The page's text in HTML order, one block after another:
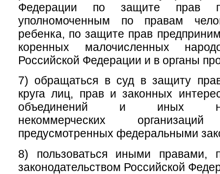
Федерации по защите прав
уполномоченным по правам
ребенка, по защите прав
коренных малочисленных
Российской Федерации и в органы
7) обращаться в суд в защиту
круга лиц, прав и законных
объединений и иных
некоммерческих
предусмотренных федеральными
8) пользоваться иными правами,
законодательством Российской